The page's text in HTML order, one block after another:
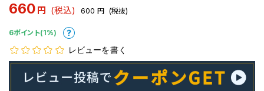
660 円 (税込) 600 円 (税抜)
6ポイント(1%)
レビューを書く